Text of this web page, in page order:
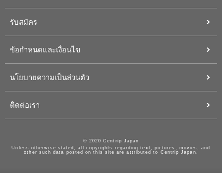
รับสมัคร
ข้อกำหนดและเงื่อนไข
นโยบายความเป็นส่วนตัว
ติดต่อเรา
© 2020 Centrip Japan
Unless otherwise stated, all copyrights regarding text, pictures, movies, and
other such data posted on this site are attributed to Centrip Japan.